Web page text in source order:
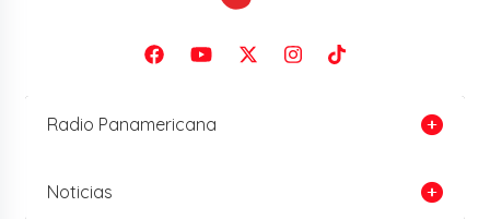
Radio Panamericana
Noticias